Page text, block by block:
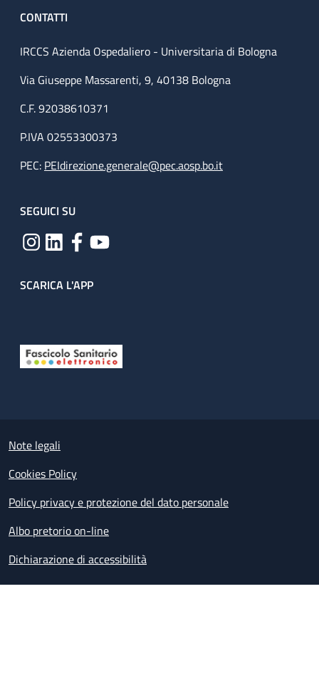
CONTATTI
IRCCS Azienda Ospedaliero - Universitaria di Bologna
Via Giuseppe Massarenti, 9, 40138 Bologna
C.F. 92038610371
P.IVA 02553300373
PEC: PEIdirezione.generale@pec.aosp.bo.it
SEGUICI SU
SCARICA L'APP
Small prints
Note legali
Cookies Policy
Policy privacy e protezione del dato personale
Albo pretorio on-line
Dichiarazione di accessibilità